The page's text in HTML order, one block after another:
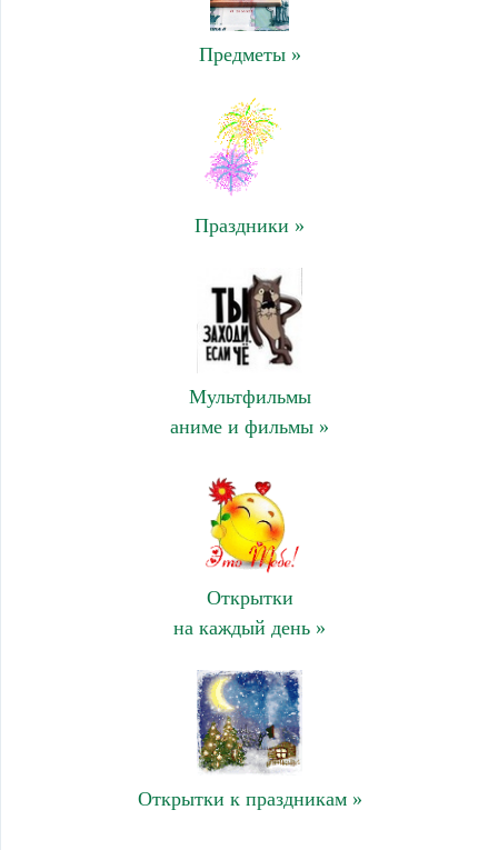
Предметы »
Праздники »
Мультфильмы
аниме и фильмы »
Открытки
на каждый день »
Открытки к праздникам »